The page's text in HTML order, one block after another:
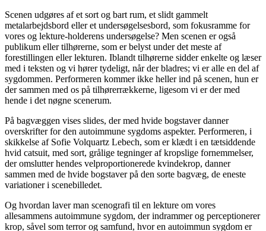
Scenen udgøres af et sort og bart rum, et slidt gammelt
metalarbejdsbord eller et undersøgelsesbord, som fokusramme for
vores og lekture-holderens undersøgelse? Men scenen er også
publikum eller tilhørerne, som er belyst under det meste af
forestillingen eller lekturen. Iblandt tilhørerne sidder enkelte og læser
med i teksten og vi hører tydeligt, når der bladres; vi er alle en del af
sygdommen. Performeren kommer ikke heller ind på scenen, hun er
der sammen med os på tilhørerrækkerne, ligesom vi er der med
hende i det nøgne scenerum.
På bagvæggen vises slides, der med hvide bogstaver danner
overskrifter for den autoimmune sygdoms aspekter. Performeren, i
skikkelse af Sofie Volquartz Lebech, som er klædt i en tætsiddende
hvid catsuit, med sort, grålige tegninger af kropslige fornemmelser,
der omslutter hendes velproportionerede kvindekrop, danner
sammen med de hvide bogstaver på den sorte bagvæg, de eneste
variationer i scenebilledet.
Og hvordan laver man scenografi til en lekture om vores
allesammens autoimmune sygdom, der indrammer og perceptionerer
krop, såvel som terror og samfund, hvor en autoimmun sygdom er